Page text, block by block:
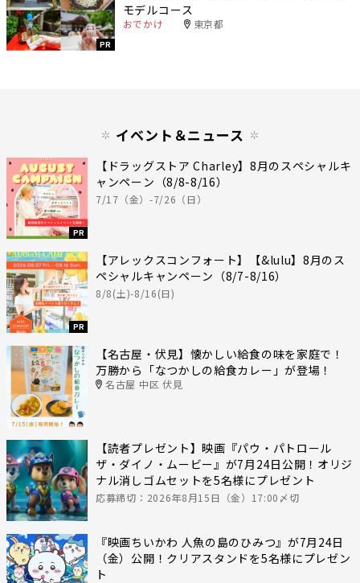
PR
モデルコース
おでかけ 東京都
イベント＆ニュース
PR
【ドラッグストア Charley】8月のスペシャルキ
ャンペーン（8/8-8/16）
7/17（金）-7/26（日）
PR
【アレックスコンフォート】【&lulu】8月のス
ペシャルキャンペーン（8/7-8/16）
8/8(土)-8/16(日)
【名古屋・伏見】懐かしい給食の味を家庭で！
万勝から「なつかしの給食カレー」が登場！
名古屋 中区 伏見
【読者プレゼント】映画『パウ・パトロール
ザ・ダイノ・ムービー』が7月24日公開！オリジ
ナル消しゴムセットを5名様にプレゼント
応募締切：2026年8月15日（金）17:00〆切
『映画ちいかわ 人魚の島のひみつ』が7月24日
（金）公開！クリアスタンドを5名様にプレゼン
ト